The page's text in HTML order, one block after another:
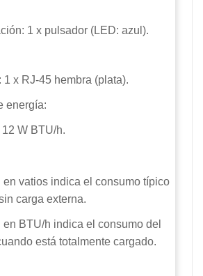
1 x pulsador (LED: azul).
1 x RJ-45 hembra (plata).
energía:
W BTU/h.
en vatios indica el consumo típico
carga externa.
en BTU/h indica el consumo del
está totalmente cargado.